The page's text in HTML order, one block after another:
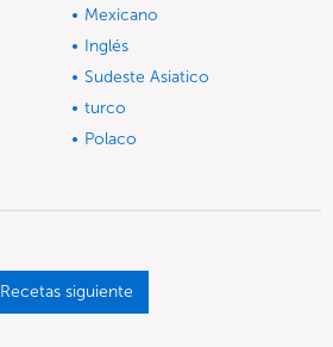
Mexicano
Inglés
Sudeste Asiatico
turco
Polaco
Recetas siguiente